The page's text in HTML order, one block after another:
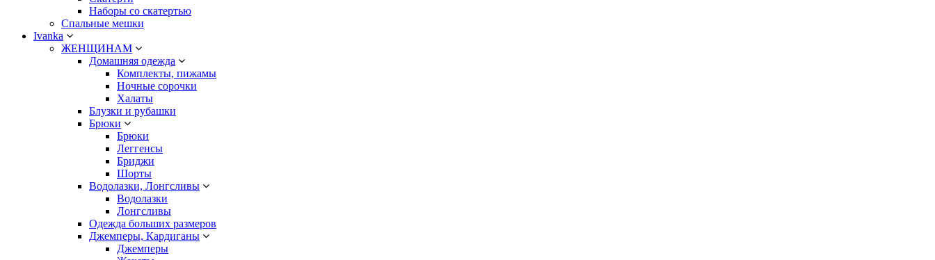
Наборы со скатертью
Спальные мешки
Ivanka
ЖЕНЩИНАМ
Домашняя одежда
Комплекты, пижамы
Ночные сорочки
Халаты
Блузки и рубашки
Брюки
Брюки
Леггенсы
Бриджи
Шорты
Водолазки, Лонгсливы
Водолазки
Лонгсливы
Одежда больших размеров
Джемперы, Кардиганы
Джемперы